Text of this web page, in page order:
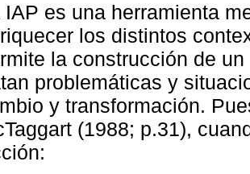
IAP es una herramienta
los distintos
la construcción de
problemáticas y
y transformación.
(1988; p.31),